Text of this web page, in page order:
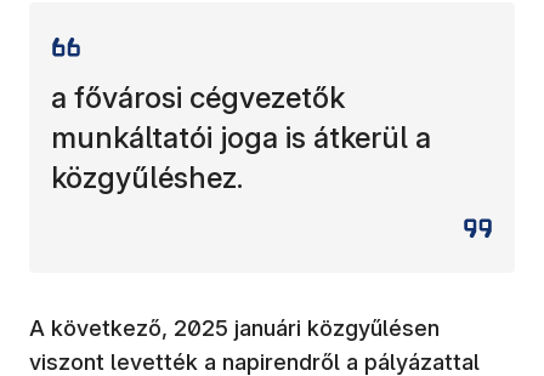
a fővárosi cégvezetők
munkáltatói joga is átkerül a
közgyűléshez.
A következő, 2025 januári közgyűlésen
viszont levették a napirendről a pályázattal